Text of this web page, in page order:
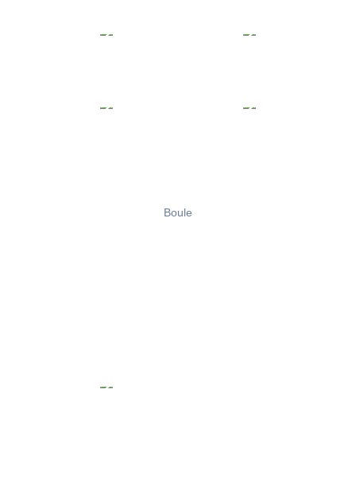
Boule